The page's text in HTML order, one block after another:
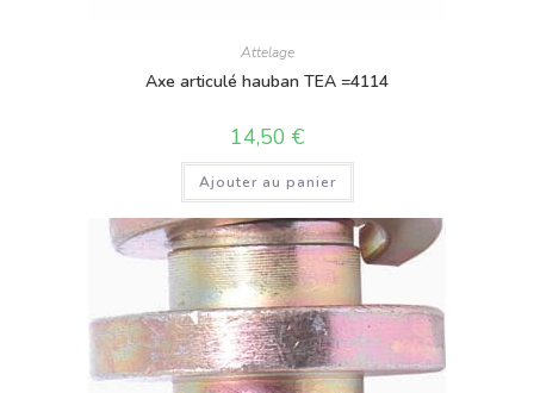
Attelage
Axe articulé hauban TEA =4114
14,50 €
Ajouter au panier